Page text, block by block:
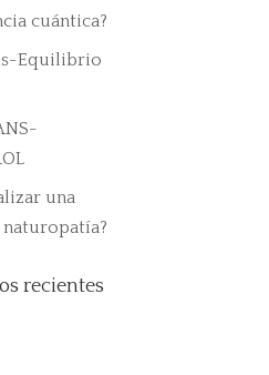
cuántica?
Equilibrio
una
recientes